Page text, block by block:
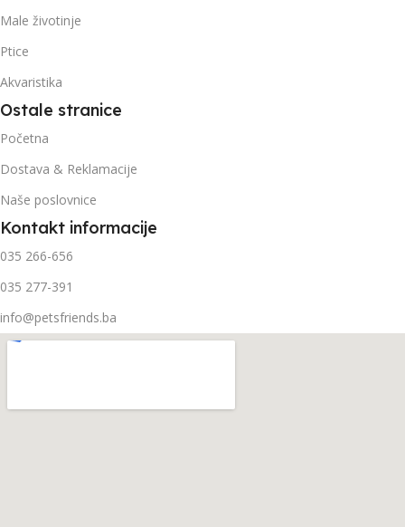
Male životinje
Ptice
Akvaristika
Ostale stranice
Početna
Dostava & Reklamacije
Naše poslovnice
Kontakt informacije
035 266-656
035 277-391
info@petsfriends.ba